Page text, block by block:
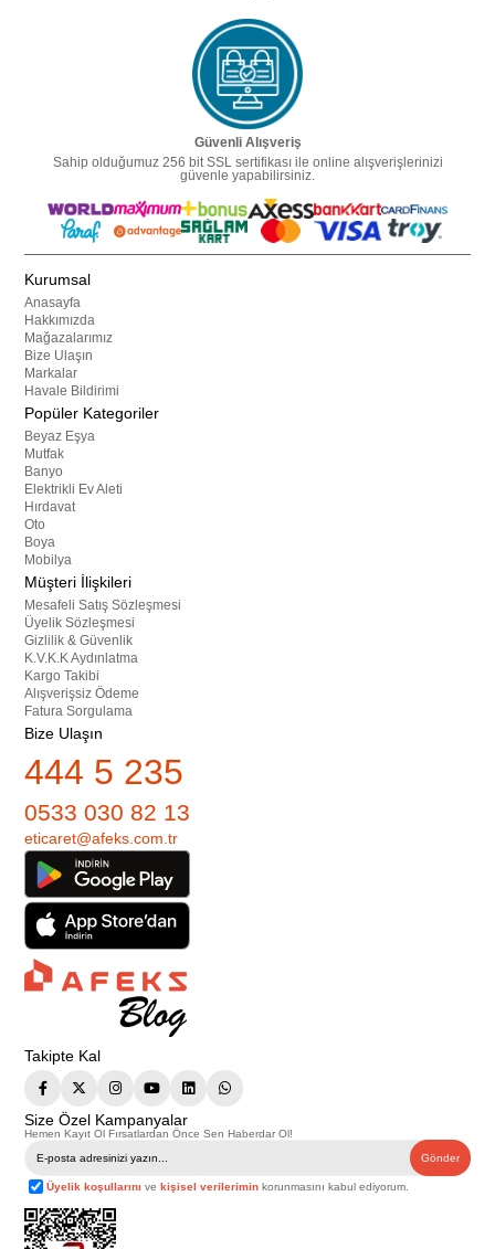
Güvenli Alışveriş
Sahip olduğumuz 256 bit SSL sertifikası ile online alışverişlerinizi
güvenle yapabilirsiniz.
Kurumsal
Anasayfa
Hakkımızda
Mağazalarımız
Bize Ulaşın
Markalar
Havale Bildirimi
Popüler Kategoriler
Beyaz Eşya
Mutfak
Banyo
Elektrikli Ev Aleti
Hırdavat
Oto
Boya
Mobilya
Müşteri İlişkileri
Mesafeli Satış Sözleşmesi
Üyelik Sözleşmesi
Gizlilik & Güvenlik
K.V.K.K Aydınlatma
Kargo Takibi
Alışverişsiz Ödeme
Fatura Sorgulama
Bize Ulaşın
444 5 235
0533 030 82 13
eticaret@afeks.com.tr
Takipte Kal
Size Özel Kampanyalar
Hemen Kayıt Ol Fırsatlardan Önce Sen Haberdar Ol!
Gönder
Üyelik koşullarını vekişisel verilerimin korunmasını kabul ediyorum.